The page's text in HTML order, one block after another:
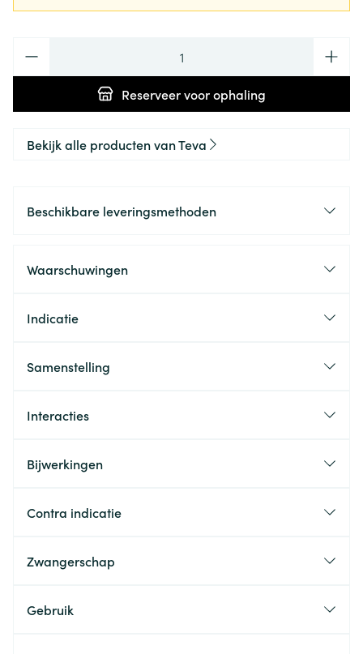
Reserveervoor ophaling
Bekijk alle producten van Teva
Beschikbare leveringsmethoden
Waarschuwingen
Indicatie
Samenstelling
Interacties
Bijwerkingen
Contra indicatie
Zwangerschap
Gebruik